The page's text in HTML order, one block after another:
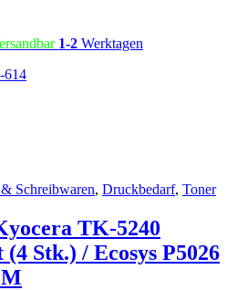
1-2 Werktagen
614
Schreibwaren, Druckbedarf, Toner
TK-5240
Stk.) / Ecosys P5026